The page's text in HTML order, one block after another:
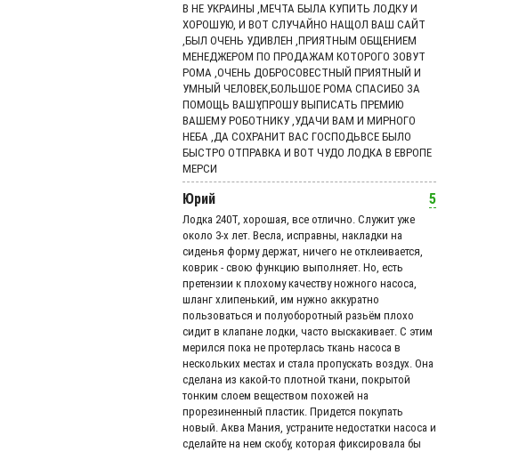
В НЕ УКРАИНЫ ,МЕЧТА БЫЛА КУПИТЬ ЛОДКУ И
ХОРОШУЮ, И ВОТ СЛУЧАЙНО НАЩОЛ ВАШ САЙТ
,БЫЛ ОЧЕНЬ УДИВЛЕН ,ПРИЯТНЫМ ОБЩЕНИЕМ
МЕНЕДЖЕРОМ ПО ПРОДАЖАМ КОТОРОГО ЗОВУТ
РОМА ,ОЧЕНЬ ДОБРОСОВЕСТНЫЙ ПРИЯТНЫЙ И
УМНЫЙ ЧЕЛОВЕК,БОЛЬШОЕ РОМА СПАСИБО ЗА
ПОМОЩЬ ВАШУ,ПРОШУ ВЫПИСАТЬ ПРЕМИЮ
ВАШЕМУ РОБОТНИКУ ,УДАЧИ ВАМ И МИРНОГО
НЕБА ,ДА СОХРАНИТ ВАС ГОСПОДЬВСЕ БЫЛО
БЫСТРО ОТПРАВКА И ВОТ ЧУДО ЛОДКА В ЕВРОПЕ
МЕРСИ
Юрий 5
Лодка 240Т, хорошая, все отлично. Служит уже
около 3-х лет. Весла, исправны, накладки на
сиденья форму держат, ничего не отклеивается,
коврик - свою функцию выполняет. Но, есть
претензии к плохому качеству ножного насоса,
шланг хлипенький, им нужно аккуратно
пользоваться и полуоборотный разьём плохо
сидит в клапане лодки, часто выскакивает. С этим
мерился пока не протерлась ткань насоса в
нескольких местах и стала пропускать воздух. Она
сделана из какой-то плотной ткани, покрытой
тонким слоем веществом похожей на
прорезиненный пластик. Придется покупать
новый. Аква Мания, устраните недостатки насоса и
сделайте на нем скобу, которая фиксировала бы